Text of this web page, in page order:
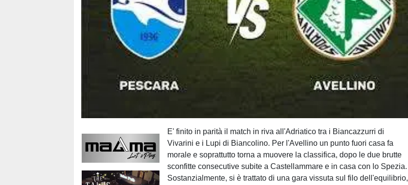
E' finito in parità il match in riva all'Adriatico tra i Biancazzurri di
Vivarini e i Lupi di Biancolino. Per l'Avellino un punto fuori casa fa
morale e soprattutto torna a muovere la classifica, dopo le due brutte
sconfitte consecutive subite a Castellammare e in casa con lo Spezia.
Sostanzialmente, si è trattato di una gara vissuta sul filo dell'equilibrio,